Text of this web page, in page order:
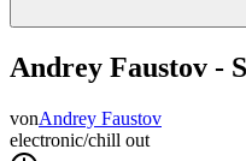
Andrey Faustov -
vonAndrey Faustov
electronic/chill out